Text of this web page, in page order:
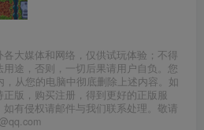
大媒体和网络，仅供试玩体验；不得
途，否则，一切后果请用户自负。您
从您的电脑中彻底删除上述内容。如
版，购买注册，得到更好的正版服
有侵权请邮件与我们联系处理。敬请